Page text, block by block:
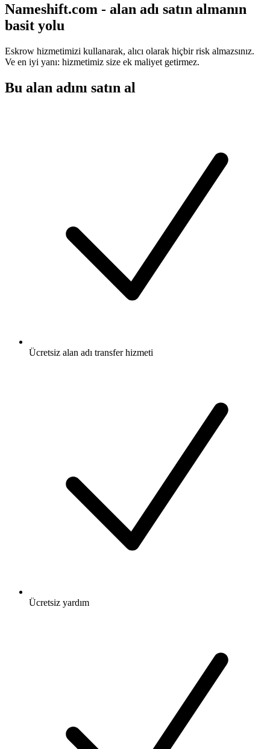
Nameshift.com - alan adı satın almanın
basit yolu
Eskrow hizmetimizi kullanarak, alıcı olarak hiçbir risk almazsınız.
Ve en iyi yanı: hizmetimiz size ek maliyet getirmez.
Bu alan adını satın al
Ücretsiz alan adı transfer hizmeti
Ücretsiz yardım